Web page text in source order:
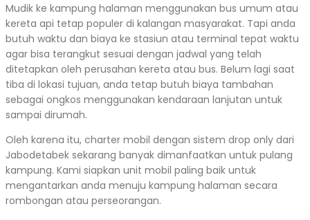
Mudik ke kampung halaman menggunakan bus umum atau
kereta api tetap populer di kalangan masyarakat. Tapi anda
butuh waktu dan biaya ke stasiun atau terminal tepat waktu
agar bisa terangkut sesuai dengan jadwal yang telah
ditetapkan oleh perusahan kereta atau bus. Belum lagi saat
tiba di lokasi tujuan, anda tetap butuh biaya tambahan
sebagai ongkos menggunakan kendaraan lanjutan untuk
sampai dirumah.
Oleh karena itu, charter mobil dengan sistem drop only dari
Jabodetabek sekarang banyak dimanfaatkan untuk pulang
kampung. Kami siapkan unit mobil paling baik untuk
mengantarkan anda menuju kampung halaman secara
rombongan atau perseorangan.